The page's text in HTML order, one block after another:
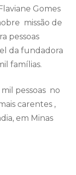
Gomes
missão de
pessoas
da fundadora
famílias.
pessoas no
carentes ,
em Minas